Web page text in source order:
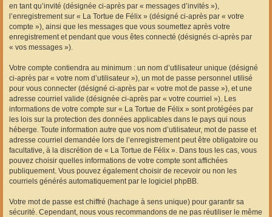
en tant qu’invité (désignée ci-après par « messages d’invités »),
l’enregistrement sur « La Tortue de Félix » (désigné ci-après par « votre
compte »), ainsi que les messages que vous soumettez après votre
enregistrement et pendant que vous êtes connecté (désignés ci-après par
« vos messages »).
Votre compte contiendra au minimum : un nom d’utilisateur unique (désigné
ci-après par « votre nom d’utilisateur »), un mot de passe personnel utilisé
pour vous connecter (désigné ci-après par « votre mot de passe »), et une
adresse courriel valide (désignée ci-après par « votre courriel »). Les
informations de votre compte sur « La Tortue de Félix » sont protégées par
les lois sur la protection des données applicables dans le pays qui nous
héberge. Toute information autre que vos nom d’utilisateur, mot de passe et
adresse courriel demandée lors de l’enregistrement peut être obligatoire ou
facultative, à la discrétion de « La Tortue de Félix ». Dans tous les cas, vous
pouvez choisir quelles informations de votre compte sont affichées
publiquement. Vous pouvez également choisir de recevoir ou non les
courriels générés automatiquement par le logiciel phpBB.
Votre mot de passe est chiffré (hachage à sens unique) pour garantir sa
sécurité. Cependant, nous vous recommandons de ne pas réutiliser le même